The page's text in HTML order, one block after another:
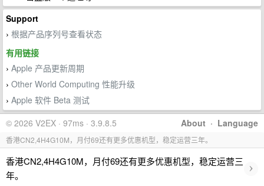
Support
› 根据产品序列号查看状态
有用链接
› Apple 产品更新周期
› Other World Computing 性能升级
› Apple 软件 Beta 测试
About · Language
© 2026 V2EX · 97ms · 3.9.8.5
香港CN2,4H4G10M，月付69还有更多优惠机型，稳定运营三年。
香港CN2,4H4G10M，月付69还有更多优惠机型，稳定运营三
年。
›